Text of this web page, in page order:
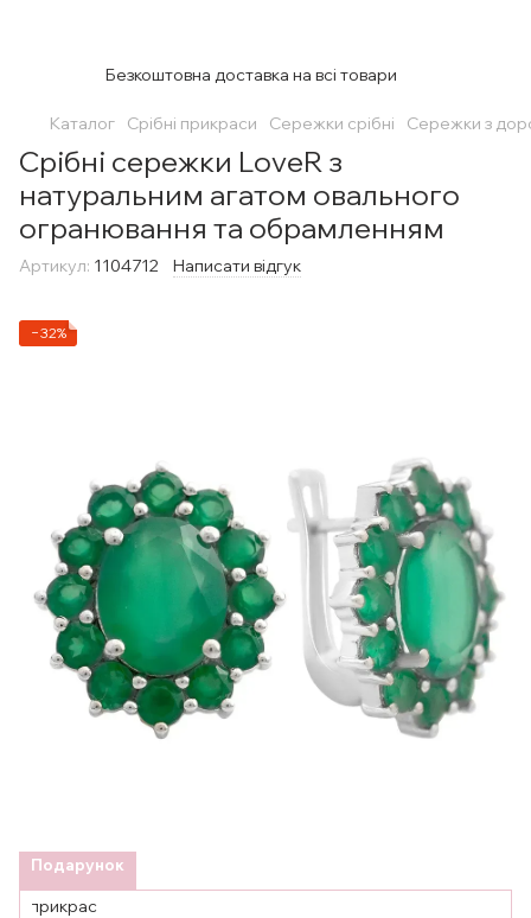
Безкоштовна доставка на всі товари
Каталог Срібні прикраси Сережки срібні Сережки з
Срібні сережки LoveR з
натуральним агатом овального
огранювання та обрамленням
Артикул: 1104712 Написати відгук
−32%
Подарунок